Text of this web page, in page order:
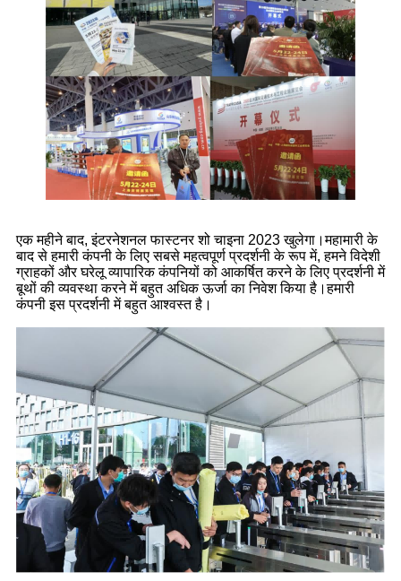
एक महीने बाद, इंटरनेशनल फास्टनर शो चाइना 2023 खुलेगा।महामारी के
बाद से हमारी कंपनी के लिए सबसे महत्वपूर्ण प्रदर्शनी के रूप में, हमने विदेशी
ग्राहकों और घरेलू व्यापारिक कंपनियों को आकर्षित करने के लिए प्रदर्शनी में
बूथों की व्यवस्था करने में बहुत अधिक ऊर्जा का निवेश किया है।हमारी
कंपनी इस प्रदर्शनी में बहुत आश्वस्त है।